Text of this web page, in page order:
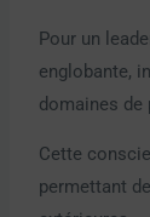
Pour un
englobante,
domaines de
Cette
permettant